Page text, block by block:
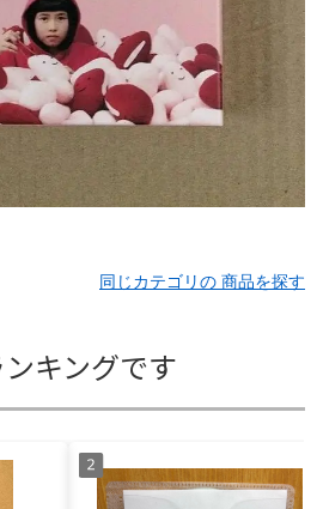
同じカテゴリの 商品を探す
キングです